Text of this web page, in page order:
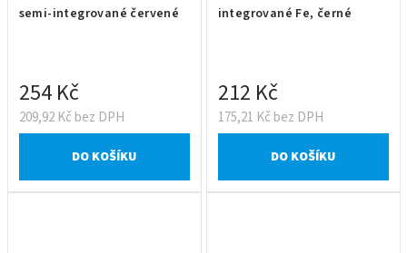
semi-integrované červené
209,92 Kč bez DPH
254 Kč
DO KOŠÍKU
integrované Fe, černé
175,21 Kč bez DPH
212 Kč
DO KOŠÍKU